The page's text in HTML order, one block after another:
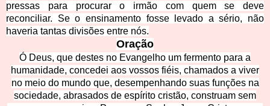
pressas para procurar o irmão com quem se deve
reconciliar. Se o ensinamento fosse levado a sério, não
haveria tantas divisões entre nós.
Oração
Ó Deus, que destes no Evangelho um fermento para a
humanidade, concedei aos vossos fiéis, chamados a viver
no meio do mundo que, desempenhando suas funções na
sociedade, abrasados de espírito cristão, construam sem